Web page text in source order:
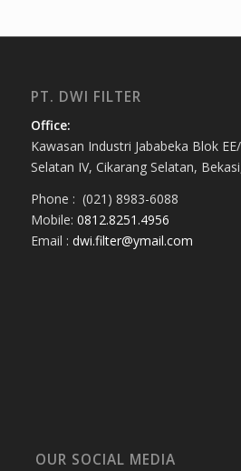
PT. DWI FILTER
Office:
Kawasan Industri Jababeka Blok
Selatan IV, Cikarang Selatan,
Phone : (021) 8983-6088
Mobile: 0812.8251.4956
Email : dwi.filter@ymail.com
OUR SOCIAL MEDIA